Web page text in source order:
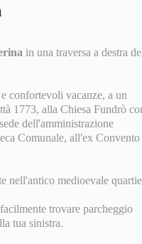
in una traversa a destra
confortevoli vacanze, a un
1773, alla Chiesa Fundrò
dell'amministrazione
Comunale, all'ex Convento
nell'antico medioevale
trovare parcheggio
tua sinistra.